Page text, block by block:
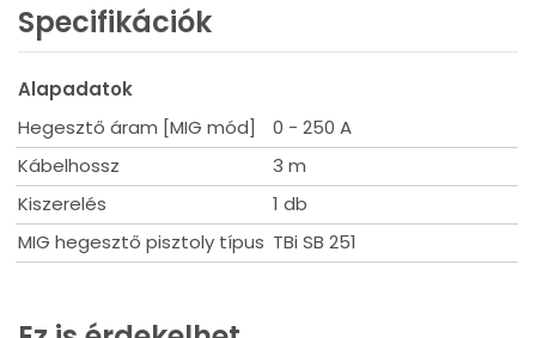
Specifikációk
Alapadatok
Hegesztő áram [MIG mód]
0 - 250 A
Kábelhossz
3 m
Kiszerelés
1 db
MIG hegesztő pisztoly típus TBi SB 251